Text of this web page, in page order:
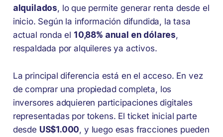
alquilados, lo que permite generar renta desde el
inicio. Según la información difundida, la tasa
actual ronda el 10,88% anual en dólares,
respaldada por alquileres ya activos.
La principal diferencia está en el acceso. En vez
de comprar una propiedad completa, los
inversores adquieren participaciones digitales
representadas por tokens. El ticket inicial parte
desde US$1.000, y luego esas fracciones pueden